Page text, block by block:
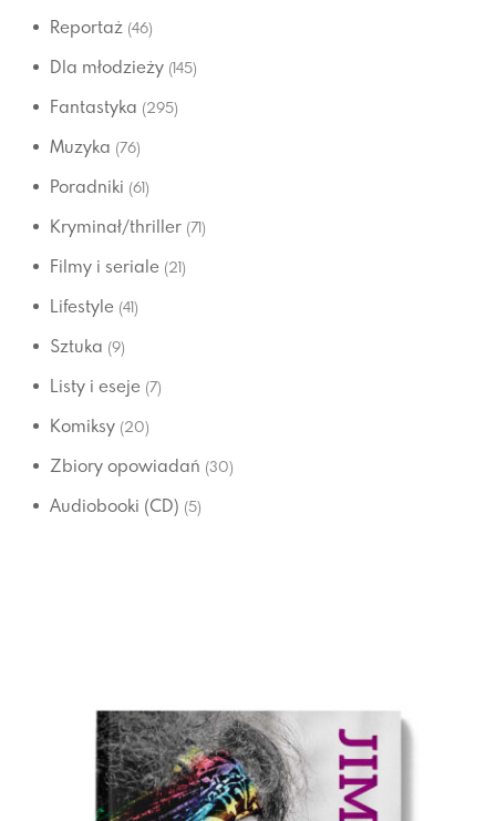
Reportaż (46)
Dla młodzieży (145)
Fantastyka (295)
Muzyka (76)
Poradniki (61)
Kryminał/thriller (71)
Filmy i seriale (21)
Lifestyle (41)
Sztuka (9)
Listy i eseje (7)
Komiksy (20)
Zbiory opowiadań (30)
Audiobooki (CD) (5)